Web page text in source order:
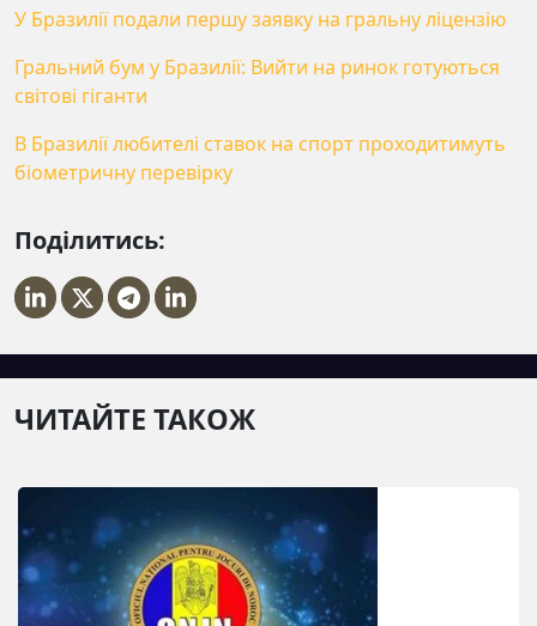
У Бразилії подали першу заявку на гральну ліцензію
Гральний бум у Бразилії: Вийти на ринок готуються
світові гіганти
В Бразилії любителі ставок на спорт проходитимуть
біометричну перевірку
Поділитись:
ЧИТАЙТЕ ТАКОЖ